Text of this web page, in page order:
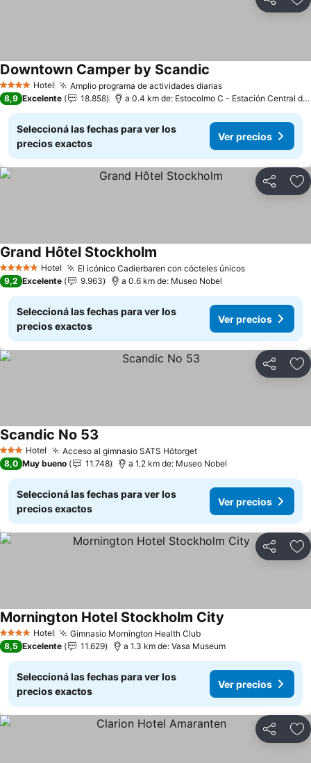
Compartir
4 EstrellasHotel Amplio programa de actividades diarias
Downtown Camper by Scandic
8,9 Excelente 18.858 a 0.4 km de: Estocolmo C - Estación Central de Estocolmo
Seleccioná las fechas para ver los
precios exactos
Ver precios
Compartir
5 Estrellas Hotel El icónico Cadierbaren con cócteles únicos
Grand Hôtel Stockholm
9,2 Excelente 9.963 a 0.6 km de: Museo Nobel
Seleccioná las fechas para ver los
precios exactos
Ver precios
Compartir
3 Estrellas
Hotel Acceso al gimnasio SATS Hötorget
Scandic No 53
8,0 Muy bueno 11.748 a 1.2 km de: Museo Nobel
Seleccioná las fechas para ver los
precios exactos
Ver precios
Compartir
4 EstrellasHotel Gimnasio Mornington Health Club
Mornington Hotel Stockholm City
8,5 Excelente 11.629 a 1.3 km de: Vasa Museum
Seleccioná las fechas para ver los
precios exactos
Ver precios
Compartir